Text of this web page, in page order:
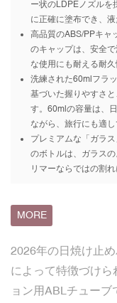
ー状のLDPEノズルを
に正確に塗布でき、
高品質のABS/PPキャ
のキャップは、安全
な使用にも耐える耐久
洗練された60mlフラ
基づいた握りやすさ
す。60mlの容量は、
ながら、旅行にも適し
プレミアムな「ガラ
のボトルは、ガラス
リマーならではの割
MORE
2026年の日焼け止
によって特徴づけ
ョン用ABLチュー